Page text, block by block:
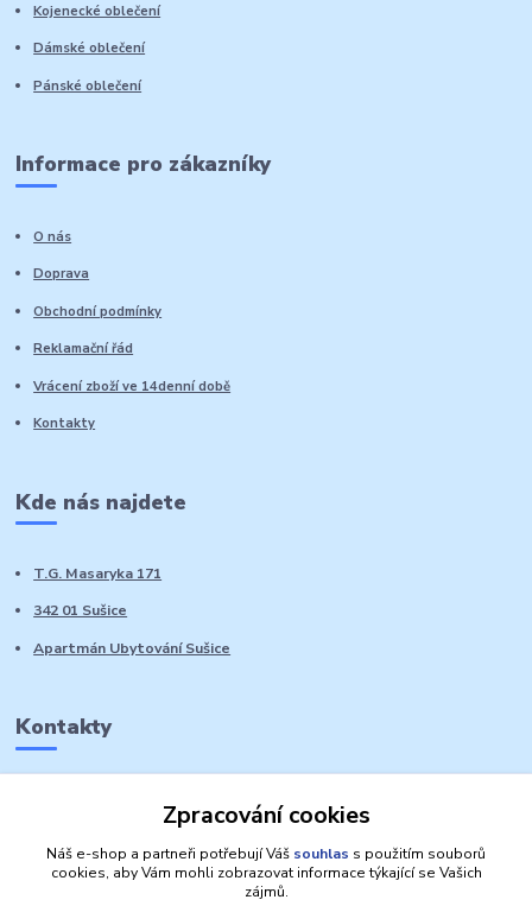
Kojenecké oblečení
Dámské oblečení
Pánské oblečení
Informace pro zákazníky
O nás
Doprava
Obchodní podmínky
Reklamační řád
Vrácení zboží ve 14denní době
Kontakty
Kde nás najdete
T.G. Masaryka 171
342 01 Sušice
Apartmán Ubytování Sušice
Kontakty
Zpracování cookies
Náš e-shop a partneři potřebují Váš souhlas s použitím souborů
cookies, aby Vám mohli zobrazovat informace týkající se Vašich
zájmů.